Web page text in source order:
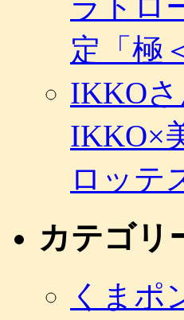
ラトロ
定「極
IKKO
IKKO×
ロッテ
カテゴリ
くまポ